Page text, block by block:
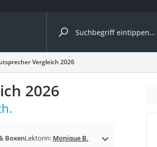
nach Kategorie
Vergleich 2026
2026
BoxenLektorin: Monique B.